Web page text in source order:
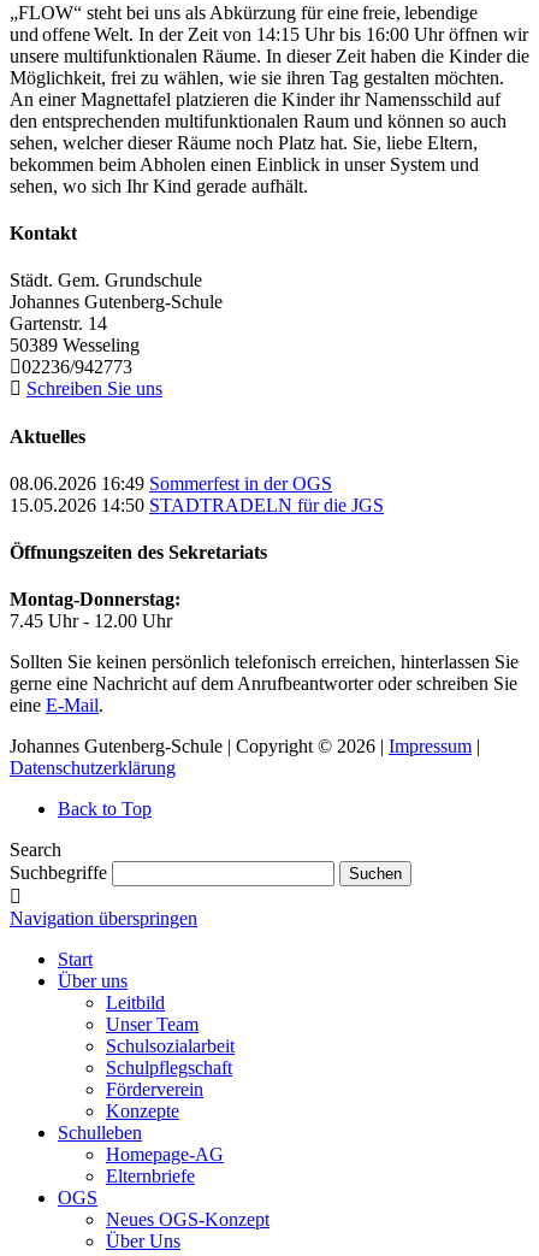
„FLOW“ steht bei uns als Abkürzung für eine freie, lebendige
und offene Welt. In der Zeit von 14:15 Uhr bis 16:00 Uhr öffnen wir
unsere multifunktionalen Räume. In dieser Zeit haben die Kinder die
Möglichkeit, frei zu wählen, wie sie ihren Tag gestalten möchten.
An einer Magnettafel platzieren die Kinder ihr Namensschild auf
den entsprechenden multifunktionalen Raum und können so auch
sehen, welcher dieser Räume noch Platz hat. Sie, liebe Eltern,
bekommen beim Abholen einen Einblick in unser System und
sehen, wo sich Ihr Kind gerade aufhält.
Kontakt
Städt. Gem. Grundschule
Johannes Gutenberg-Schule
Gartenstr. 14
50389 Wesseling
02236/942773
Schreiben Sie uns
Aktuelles
08.06.2026 16:49 Sommerfest in der OGS
15.05.2026 14:50 STADTRADELN für die JGS
Öffnungszeiten des Sekretariats
Montag-Donnerstag:
7.45 Uhr - 12.00 Uhr
Sollten Sie keinen persönlich telefonisch erreichen, hinterlassen Sie
gerne eine Nachricht auf dem Anrufbeantworter oder schreiben Sie
eine E-Mail.
Johannes Gutenberg-Schule | Copyright © 2026 | Impressum |
Datenschutzerklärung
Back to Top
Search
Suchbegriffe
Suchen
Navigation überspringen
Start
Über uns
Leitbild
Unser Team
Schulsozialarbeit
Schulpflegschaft
Förderverein
Konzepte
Schulleben
Homepage-AG
Elternbriefe
OGS
Neues OGS-Konzept
Über Uns